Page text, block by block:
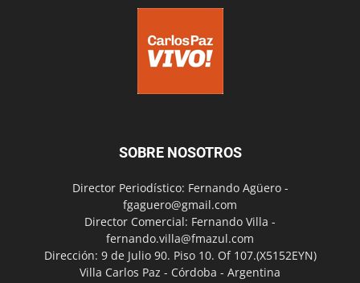
SOBRE NOSOTROS
Director Periodístico: Fernando Agüero -
fgaguero@gmail.com
Director Comercial: Fernando Villa -
fernando.villa@fmazul.com
Dirección: 9 de Julio 90. Piso 10. Of 107.(X5152EYN)
Villa Carlos Paz - Córdoba - Argentina